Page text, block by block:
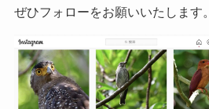
ぜひフォローをお願いいたします。